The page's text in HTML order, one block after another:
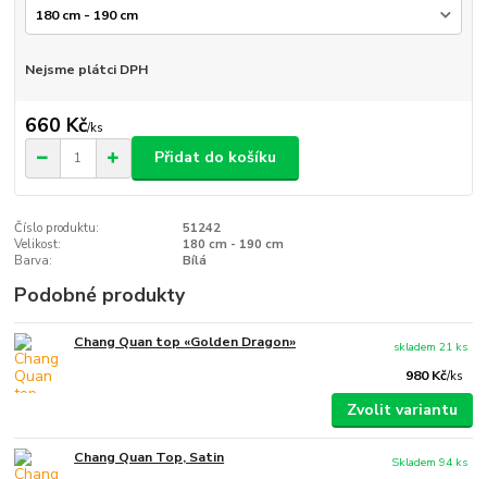
Nejsme plátci DPH
660 Kč/ks
Přidat do košíku
Číslo produktu:
51242
Velikost:
180 cm - 190 cm
Barva:
Bílá
Podobné produkty
Chang Quan top «Golden Dragon»
980 Kč/ks
skladem 21 ks
Zvolit variantu
Chang Quan Top, Satin
Skladem 94 ks